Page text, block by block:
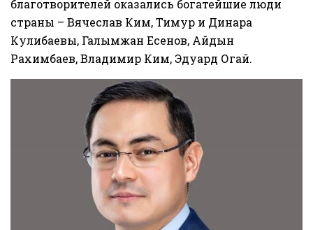
благотворителей оказались богатейшие люди
страны – Вячеслав Ким, Тимур и Динара
Кулибаевы, Галымжан Есенов, Айдын
Рахимбаев, Владимир Ким, Эдуард Огай.